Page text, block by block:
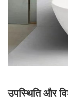
उपस्थिति और